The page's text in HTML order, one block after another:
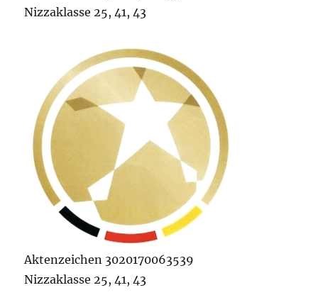
Nizzaklasse 25, 41, 43
Aktenzeichen 3020170063539
Nizzaklasse 25, 41, 43